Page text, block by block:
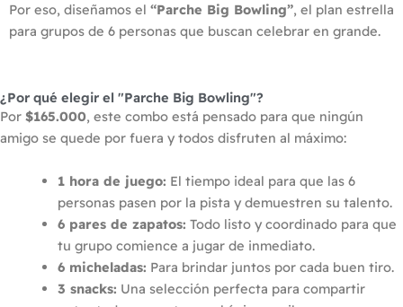
Por eso, diseñamos el “Parche Big Bowling”, el plan estrella
para grupos de 6 personas que buscan celebrar en grande.
¿Por qué elegir el "Parche Big Bowling"?
Por $165.000, este combo está pensado para que ningún
amigo se quede por fuera y todos disfruten al máximo:
1 hora de juego: El tiempo ideal para que las 6
personas pasen por la pista y demuestren su talento.
6 pares de zapatos: Todo listo y coordinado para que
tu grupo comience a jugar de inmediato.
6 micheladas: Para brindar juntos por cada buen tiro.
3 snacks: Una selección perfecta para compartir